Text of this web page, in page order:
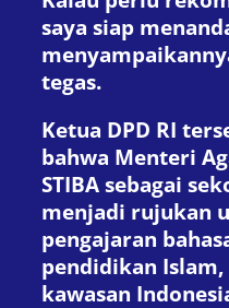
saya siap
tegas.
Ketua DPD RI
bahwa Menteri
STIBA sebagai
menjadi rujukan
pengajaran
pendidikan
kawasan